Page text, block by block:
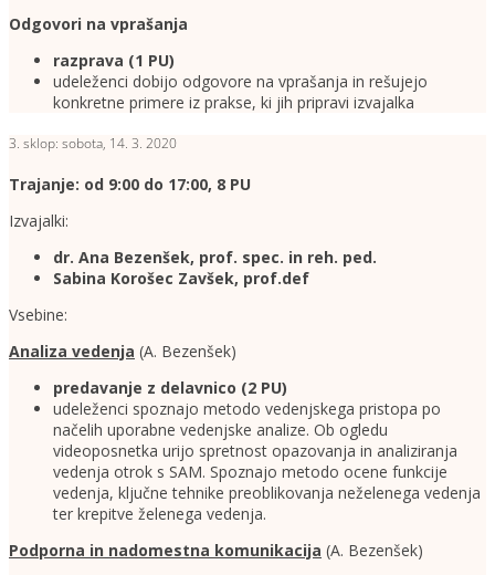
Odgovori na vprašanja
razprava (1 PU)
udeleženci dobijo odgovore na vprašanja in rešujejo
konkretne primere iz prakse, ki jih pripravi izvajalka
3. sklop: sobota, 14. 3. 2020
Trajanje: od 9:00 do 17:00, 8 PU
Izvajalki:
dr. Ana Bezenšek, prof. spec. in reh. ped.
Sabina Korošec Zavšek, prof.def
Vsebine:
Analiza vedenja (A. Bezenšek)
predavanje z delavnico (2 PU)
udeleženci spoznajo metodo vedenjskega pristopa po
načelih uporabne vedenjske analize. Ob ogledu
videoposnetka urijo spretnost opazovanja in analiziranja
vedenja otrok s SAM. Spoznajo metodo ocene funkcije
vedenja, ključne tehnike preoblikovanja neželenega vedenja
ter krepitve želenega vedenja.
Podporna in nadomestna komunikacija (A. Bezenšek)